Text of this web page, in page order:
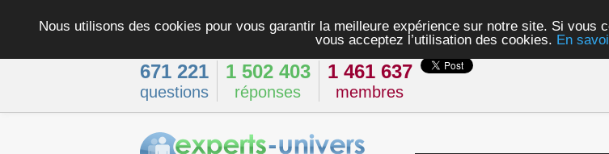
Nous utilisons des cookies pour vous garantir la meilleure expérience sur notre site. Si vous
vous acceptez l’utilisation des cookies. En
671 221
questions
1 502 403
réponses
1 461 637
membres